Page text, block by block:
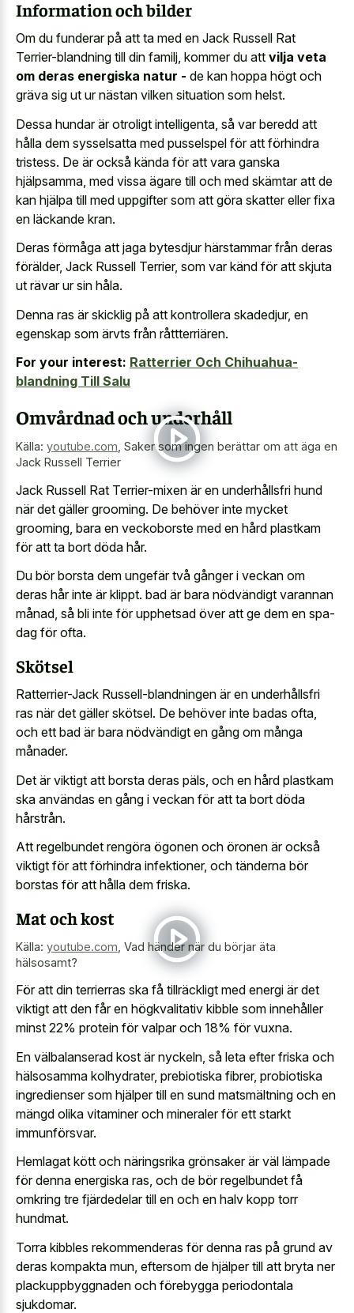
Information och bilder
Om du funderar på att ta med en Jack Russell Rat
Terrier-blandning till din familj, kommer du att vilja veta
om deras energiska natur - de kan hoppa högt och
gräva sig ut ur nästan vilken situation som helst.
Dessa hundar är otroligt intelligenta, så var beredd att
hålla dem sysselsatta med pusselspel för att förhindra
tristess. De är också kända för att vara ganska
hjälpsamma, med vissa ägare till och med skämtar att de
kan hjälpa till med uppgifter som att göra skatter eller fixa
en läckande kran.
Deras förmåga att jaga bytesdjur härstammar från deras
förälder, Jack Russell Terrier, som var känd för att skjuta
ut rävar ur sin håla.
Denna ras är skicklig på att kontrollera skadedjur, en
egenskap som ärvts från råttterriären.
For your interest: Ratterrier Och Chihuahua-
blandning Till Salu
Omvårdnad och underhåll
Källa: youtube.com Saker som ingen berättar om att äga en
Jack Russell Terrier
Jack Russell Rat Terrier-mixen är en underhållsfri hund
när det gäller grooming. De behöver inte mycket
grooming, bara en veckoborste med en hård plastkam
för att ta bort döda hår.
Du bör borsta dem ungefär två gånger i veckan om
deras hår inte är klippt. bad är bara nödvändigt varannan
månad, så bli inte för upphetsad över att ge dem en spa-
dag för ofta.
Skötsel
Ratterrier-Jack Russell-blandningen är en underhållsfri
ras när det gäller skötsel. De behöver inte badas ofta,
och ett bad är bara nödvändigt en gång om många
månader.
Det är viktigt att borsta deras päls, och en hård plastkam
ska användas en gång i veckan för att ta bort döda
hårstrån.
Att regelbundet rengöra ögonen och öronen är också
viktigt för att förhindra infektioner, och tänderna bör
borstas för att hålla dem friska.
Mat och kost
Källa: youtube.com Vad händer när du börjar äta
hälsosamt?
För att din terrierras ska få tillräckligt med energi är det
viktigt att den får en högkvalitativ kibble som innehåller
minst 22% protein för valpar och 18% för vuxna.
En välbalanserad kost är nyckeln, så leta efter friska och
hälsosamma kolhydrater, prebiotiska fibrer, probiotiska
ingredienser som hjälper till en sund matsmältning och en
mängd olika vitaminer och mineraler för ett starkt
immunförsvar.
Hemlagat kött och näringsrika grönsaker är väl lämpade
för denna energiska ras, och de bör regelbundet få
omkring tre fjärdedelar till en och en halv kopp torr
hundmat.
Torra kibbles rekommenderas för denna ras på grund av
deras kompakta mun, eftersom de hjälper till att bryta ner
plackuppbyggnaden och förebygga periodontala
sjukdomar.